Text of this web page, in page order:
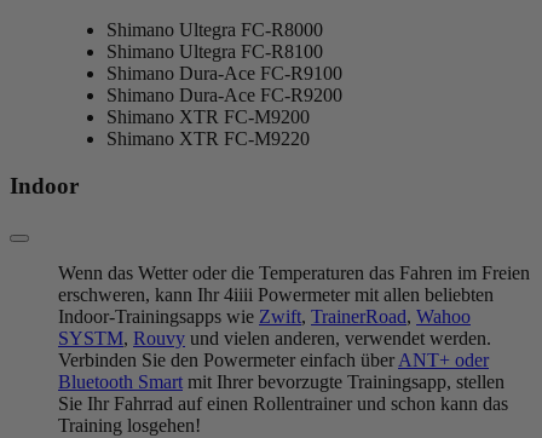
Shimano Ultegra FC-R8000
Shimano Ultegra FC-R8100
Shimano Dura-Ace FC-R9100
Shimano Dura-Ace FC-R9200
Shimano XTR FC-M9200
Shimano XTR FC-M9220
Indoor
Wenn das Wetter oder die Temperaturen das Fahren im Freien
erschweren, kann Ihr 4iiii Powermeter mit allen beliebten
Indoor-Trainingsapps wie Zwift, TrainerRoad, Wahoo
SYSTM, Rouvy und vielen anderen, verwendet werden.
Verbinden Sie den Powermeter einfach über ANT+ oder
Bluetooth Smart mit Ihrer bevorzugte Trainingsapp, stellen
Sie Ihr Fahrrad auf einen Rollentrainer und schon kann das
Training losgehen!